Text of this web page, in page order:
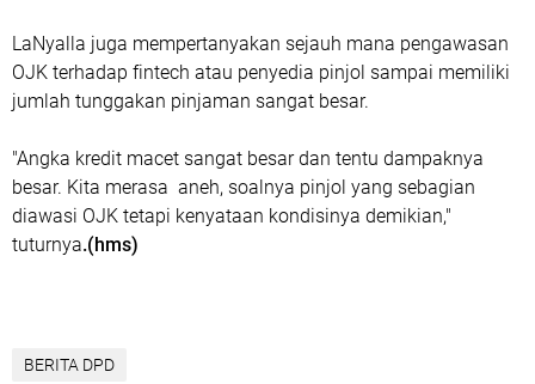
LaNyalla juga mempertanyakan sejauh mana pengawasan
OJK terhadap fintech atau penyedia pinjol sampai memiliki
jumlah tunggakan pinjaman sangat besar.
"Angka kredit macet sangat besar dan tentu dampaknya
besar. Kita merasa aneh, soalnya pinjol yang sebagian
diawasi OJK tetapi kenyataan kondisinya demikian,"
tuturnya.(hms)
BERITA DPD